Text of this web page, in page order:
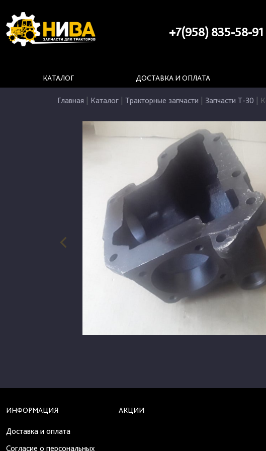
+7(958) 835-58-91
КАТАЛОГ ДОСТАВКА И ОПЛАТА
Главная Каталог Тракторные запчасти Запчасти Т-30
ИНФОРМАЦИЯ
Доставка и оплата
Согласие о персональных
АКЦИИ